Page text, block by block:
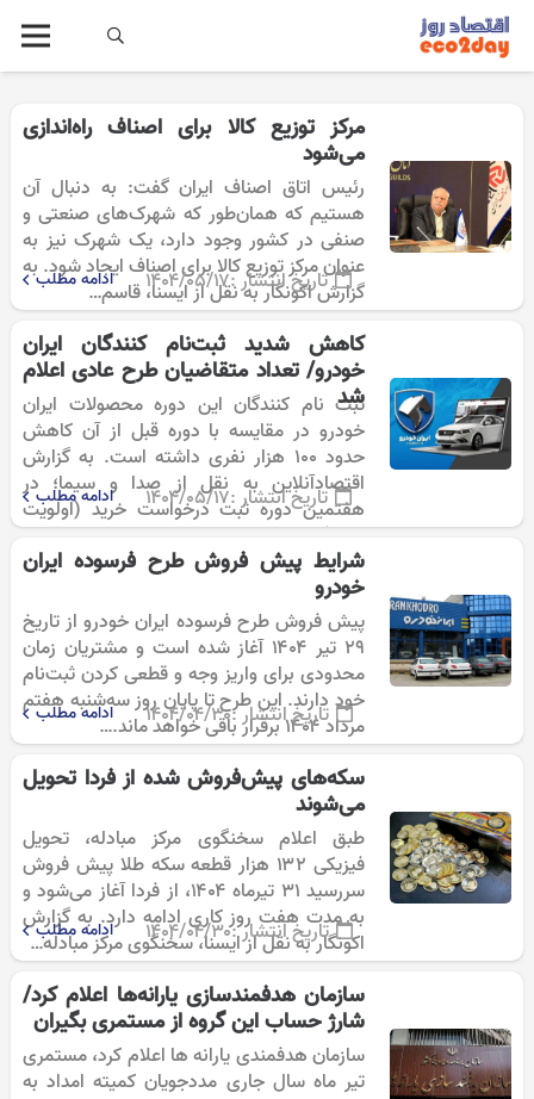
مرکز توزیع کالا برای اصناف راه‌اندازی
می‌شود
رئیس اتاق اصناف ایران گفت: به دنبال آن
هستیم که همان‌طور که شهرک‌های صنعتی و
صنفی در کشور وجود دارد، یک شهرک نیز به
عنوان مرکز توزیع کالا برای اصناف ایجاد شود. به
گزارش اکونگار به نقل از ایسنا، قاسم…
تاریخ انتشار :۱۴۰۴/۰۵/۱۷ ادامه مطلب
کاهش شدید ثبت‌نام کنندگان ایران
خودرو/ تعداد متقاضیان طرح عادی اعلام
شد
ثبت نام کنندگان این دوره محصولات ایران
خودرو در مقایسه با دوره قبل از آن کاهش
حدود ۱۰۰ هزار نفری داشته است. به گزارش
اقتصادآنلاین به نقل از صدا و سیما؛ در
هفتمین دوره ثبت درخواست خرید (اولویت
بندی) محصولات…
تاریخ انتشار :۱۴۰۴/۰۵/۱۷ ادامه مطلب
شرایط پیش فروش طرح فرسوده ایران
خودرو
پیش فروش طرح فرسوده ایران خودرو از تاریخ
۲۹ تیر ۱۴۰۴ آغاز شده است و مشتریان زمان
محدودی برای واریز وجه و قطعی کردن ثبت‌نام
خود دارند. این طرح تا پایان روز سه‌شنبه هفتم
مرداد ۱۴۰۴ برقرار باقی خواهد ماند.…تاریخ انتشار :۱۴۰۴/۰۴/۳۰ ادامه مطلب
سکه‌های پیش‌فروش شده از فردا تحویل
می‌شوند
طبق اعلام سخنگوی مرکز مبادله، تحویل
فیزیکی ۱۳۲ هزار قطعه سکه طلا پیش فروش
سررسید ۳۱ تیرماه ۱۴۰۴، از فردا آغاز می‌شود و
به مدت هفت روز کاری ادامه دارد. به گزارش
اکونگار به نقل از ایسنا، سخنگوی مرکز مبادله…
تاریخ انتشار :۱۴۰۴/۰۴/۳۰ ادامه مطلب
سازمان هدفمندسازی یارانه‌ها اعلام کرد/
شارژ حساب این گروه از مستمری بگیران
سازمان هدفمندی یارانه ها اعلام کرد، مستمری
تیر ماه سال جاری مددجویان کمیته امداد به